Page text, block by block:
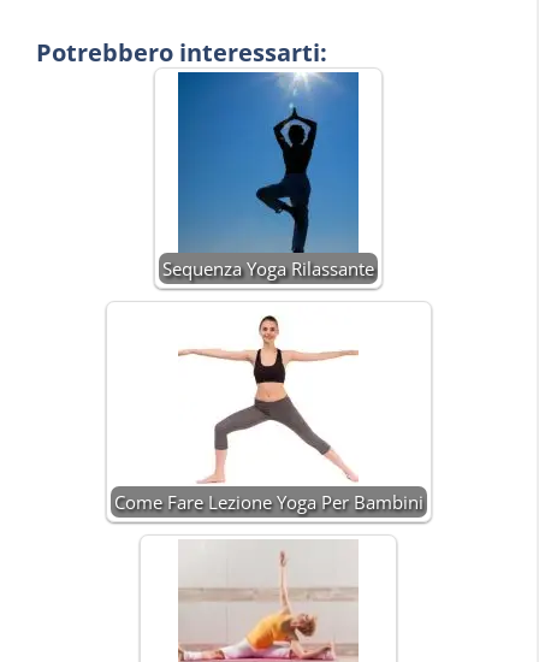
Potrebbero interessarti:
Sequenza Yoga Rilassante
Come Fare Lezione Yoga Per Bambini